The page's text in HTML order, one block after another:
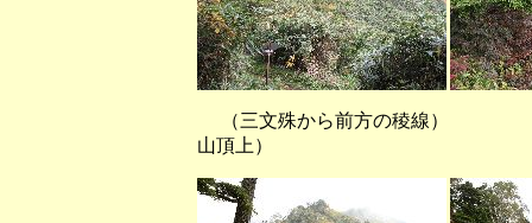
（三文殊から前方の稜線
山頂上）